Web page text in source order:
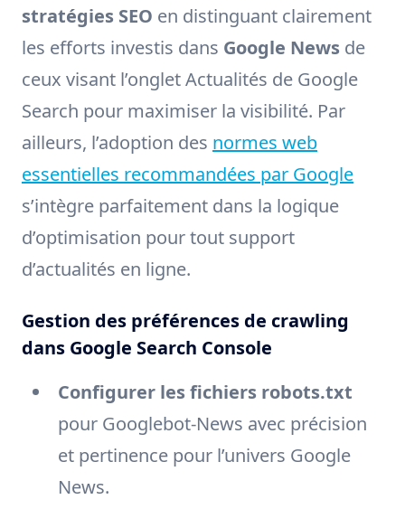
stratégies SEO en distinguant clairement
les efforts investis dans Google News de
ceux visant l’onglet Actualités de Google
Search pour maximiser la visibilité. Par
ailleurs, l’adoption des normes web
essentielles recommandées par Google
s’intègre parfaitement dans la logique
d’optimisation pour tout support
d’actualités en ligne.
Gestion des préférences de crawling
dans Google Search Console
Configurer les fichiers robots.txt
pour Googlebot-News avec précision
et pertinence pour l’univers Google
News.